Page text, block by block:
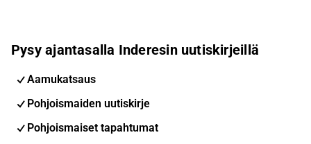
Pysy ajantasalla Inderesin uutiskirjeillä
Aamukatsaus
Pohjoismaiden uutiskirje
Pohjoismaiset tapahtumat